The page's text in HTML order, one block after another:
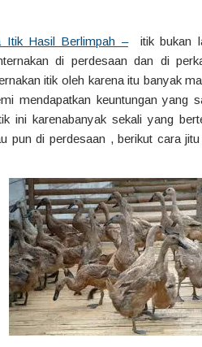
Itik Hasil Berlimpah –itik bukan
di perdesaan dan di
itik oleh karena itu banyak
mendapatkan keuntungan yang
ini karenabanyak sekali yang
pun di perdesaan , berikut cara